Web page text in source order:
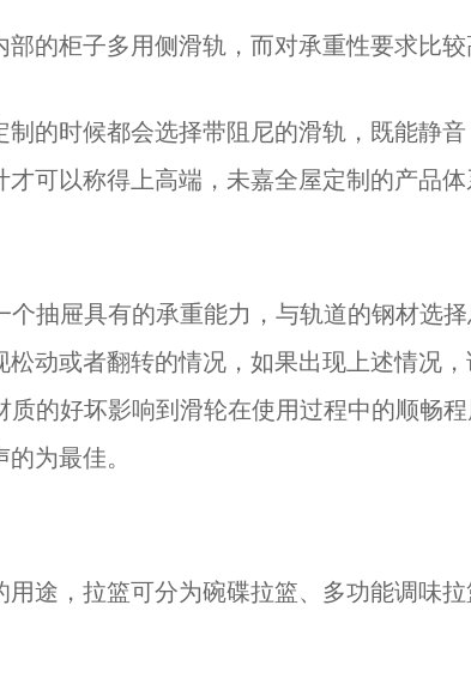
部的柜子多用侧滑轨，而对承重性要求比较
的时候都会选择带阻尼的滑轨，既能静
可以称得上高端，未嘉全屋定制的产品体
个抽屉具有的承重能力，与轨道的钢材选
动或者翻转的情况，如果出现上述情况，
质的好坏影响到滑轮在使用过程中的顺畅
为最佳。
用途，拉篮可分为碗碟拉篮、多功能调味